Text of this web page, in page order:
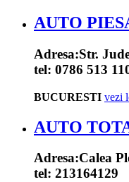
AUTO
Adresa:Str.
tel: 0786 513
BUCURESTI vezi
AUTO
Adresa:Calea
tel: 213164129